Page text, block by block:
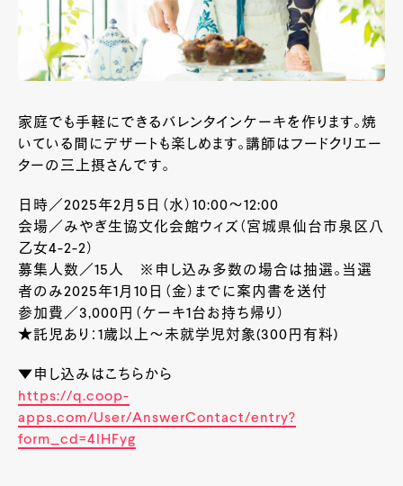
家庭でも手軽にできるバレンタインケーキを作ります。焼
いている間にデザートも楽しめます。講師はフードクリエー
ターの三上摂さんです。
日時／2025年2月5日（水）10:00～12:00
会場／みやぎ生協文化会館ウィズ（宮城県仙台市泉区八
乙女4-2-2）
募集人数／15人 ※申し込み多数の場合は抽選。当選
者のみ2025年1月10日（金）までに案内書を送付
参加費／3,000円（ケーキ1台お持ち帰り）
★託児あり：1歳以上～未就学児対象(300円有料)
▼申し込みはこちらから
https://q.coop-
apps.com/User/AnswerContact/entry?
form_cd=4lHFyg